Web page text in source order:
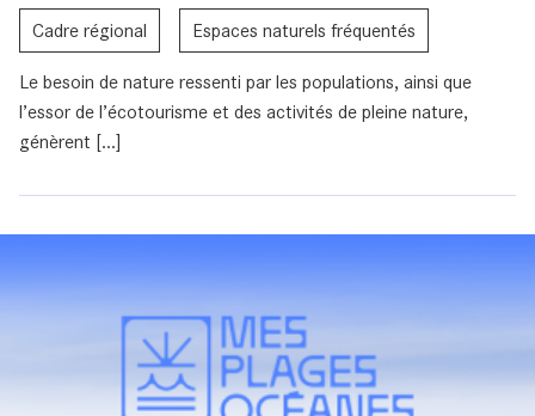
Cadre régional Espaces naturels fréquentés
Le besoin de nature ressenti par les populations, ainsi que
l’essor de l’écotourisme et des activités de pleine nature,
génèrent [...]